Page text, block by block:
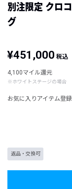
別注限定 クロ
グ
¥451,000 税込
4,100マイル還元
※ホワイトステージの場合
お気に入りアイテム登録
返品・交換可